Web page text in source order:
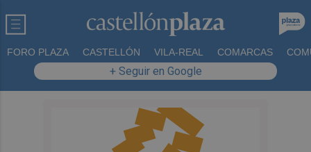
FORO PLAZA CASTELLÓN VILA-REAL COMARCAS
+ Seguir en Google